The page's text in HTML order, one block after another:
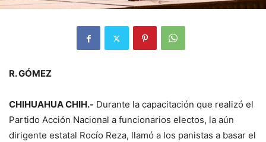
R. GÓMEZ
CHIHUAHUA CHIH.- Durante la capacitación que realizó el
Partido Acción Nacional a funcionarios electos, la aún
dirigente estatal Rocío Reza, llamó a los panistas a basar el